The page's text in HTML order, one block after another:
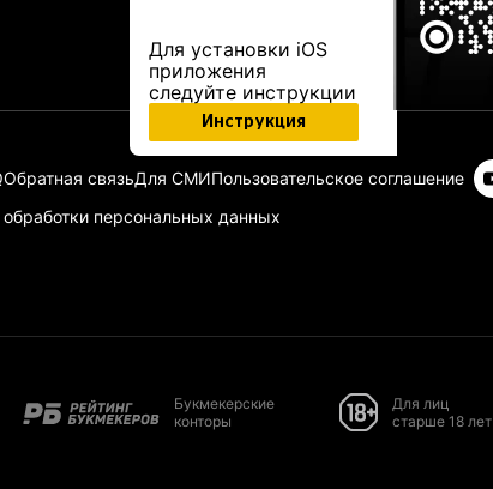
Для установки iOS
приложения
следуйте инструкции
Инструкция
Обратная связьДля СМИПользовательское соглашение
обработки персональных данных
Букмекерские
конторы
Для лиц
старше 18 лет